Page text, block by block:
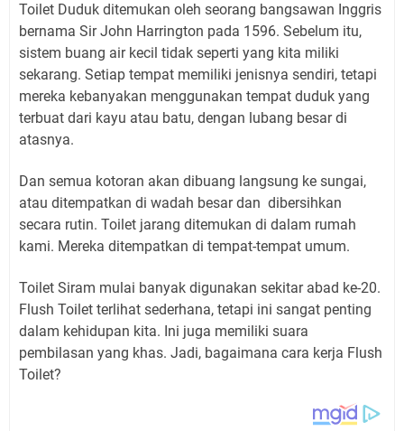
Toilet Duduk ditemukan oleh seorang bangsawan Inggris
bernama Sir John Harrington pada 1596. Sebelum itu,
sistem buang air kecil tidak seperti yang kita miliki
sekarang. Setiap tempat memiliki jenisnya sendiri, tetapi
mereka kebanyakan menggunakan tempat duduk yang
terbuat dari kayu atau batu, dengan lubang besar di
atasnya.
Dan semua kotoran akan dibuang langsung ke sungai,
atau ditempatkan di wadah besar dan dibersihkan
secara rutin. Toilet jarang ditemukan di dalam rumah
kami. Mereka ditempatkan di tempat-tempat umum.
Toilet Siram mulai banyak digunakan sekitar abad ke-20.
Flush Toilet terlihat sederhana, tetapi ini sangat penting
dalam kehidupan kita. Ini juga memiliki suara
pembilasan yang khas. Jadi, bagaimana cara kerja Flush
Toilet?